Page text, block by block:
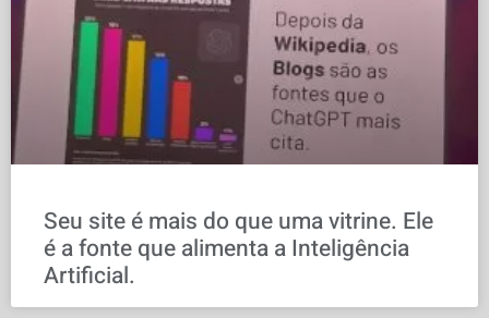
Seu site é mais do que uma vitrine. Ele
é a fonte que alimenta a Inteligência
Artificial.